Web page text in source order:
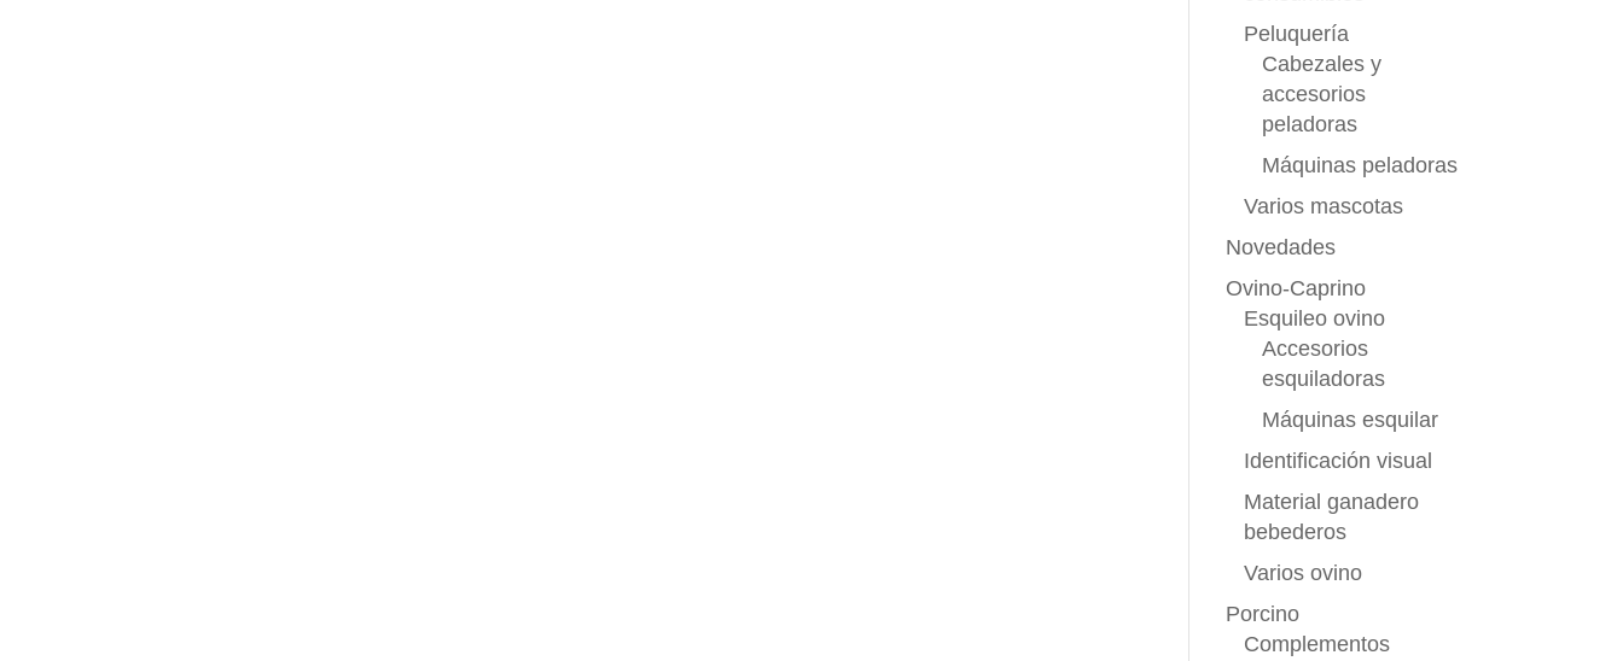
Peluquería
Cabezales y
accesorios
peladoras
Máquinas peladoras
Varios mascotas
Novedades
Ovino-Caprino
Esquileo ovino
Accesorios
esquiladoras
Máquinas esquilar
Identificación visual
Material ganadero
bebederos
Varios ovino
Porcino
Complementos